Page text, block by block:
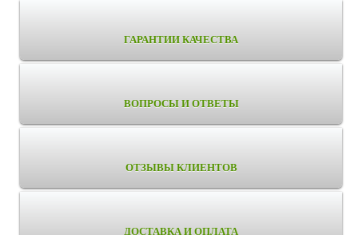
ГАРАНТИИ КАЧЕСТВА
ВОПРОСЫ И ОТВЕТЫ
ОТЗЫВЫ КЛИЕНТОВ
ДОСТАВКА И ОПЛАТА